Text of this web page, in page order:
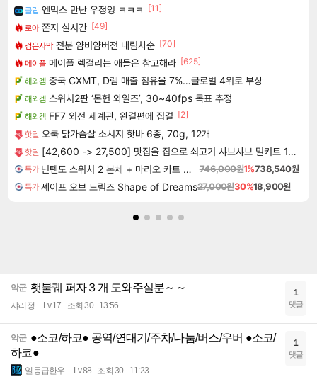
클립 엔믹스 만난 우정잉 ㅋㅋㅋ
[11]
로아 쫀지 실시간 [49]
검은사막 전분 얌비얌버전 내림차순 [70]
메이플 메이플 렉걸리는 애들은 참고해라 [625]
해외겜 중국 CXMT, D램 매출 점유율 7%…글로벌 4위로 부상
해외겜 스위치2판 ‘몬헌 와일즈’, 30~40fps 목표 추정
해외겜 FF7 외전 세계관, 완결편에 집결 [2]
핫딜 오쿡 닭가슴살 소시지 핫바 6종, 70g, 12개
핫딜 [42,600 -> 27,500] 맛집을 집으로 쇠고기 샤브샤브 밀키트 1.2kg
특가 닌텐도 스위치 2 본체 + 마리오 카트 월드 746,000원1%738,540원
특가 셰이프 오브 드림즈 Shape of Dreams27,000원30%18,900원
악군 횃불퀘 퍼자３개 도와주실분～～
샤리정 Lv.17 조회 30 13:56
1
댓글
악군 ●소코/하코● 공역/연대기/주차/나눔/버스/우버 ●소코/
하코●
일등급한우 Lv.88 조회 30 11:23
1
댓글